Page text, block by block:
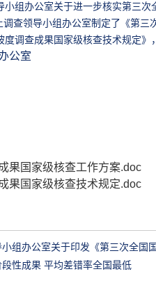
办公室关于进一步核实第三次
查领导小组办公室制定了《第三
调查成果国家级核查技术规定》
公室
果国家级核查工作方案.doc
果国家级核查技术规定.doc
组办公室关于印发《第三次全国
性成果 平均差错率全国最低